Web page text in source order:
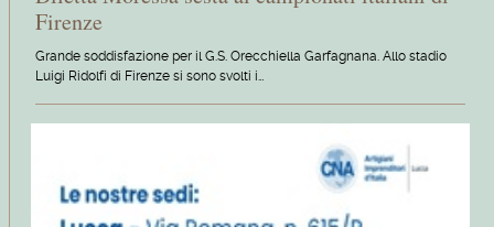
Firenze
Grande soddisfazione per il G.S. Orecchiella Garfagnana. Allo stadio
Luigi Ridolfi di Firenze si sono svolti i…